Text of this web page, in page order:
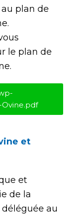
au plan de
le plan de
et
et
de la
au